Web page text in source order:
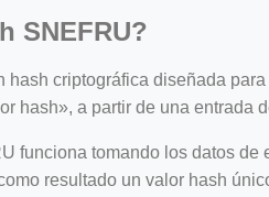
SNEFRU?
hash criptográfica diseñada
hash», a partir de una entrada
funciona tomando los datos
resultado un valor hash